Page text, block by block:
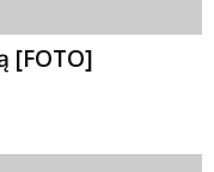
[FOTO]